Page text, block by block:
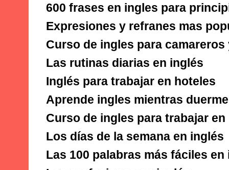
600 frases en ingles para
Expresiones y refranes mas
Curso de ingles para
Las rutinas diarias en inglés
Inglés para trabajar en hoteles
Aprende ingles mientras
Curso de ingles para trabajar
Los días de la semana en inglés
Las 100 palabras más fáciles en